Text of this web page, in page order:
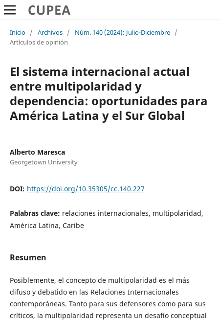
Inicio / Archivos / Núm. 140 (2024): Julio-Diciembre /
Artículos de opinión
El sistema internacional actual
entre multipolaridad y
dependencia: oportunidades para
América Latina y el Sur Global
Alberto Maresca
Georgetown University
DOI: https://doi.org/10.35305/cc.140.227
Palabras clave: relaciones internacionales, multipolaridad,
América Latina, Caribe
Resumen
Posiblemente, el concepto de multipolaridad es el más
difuso y debatido en las Relaciones Internacionales
contemporáneas. Tanto para sus defensores como para sus
críticos, la multipolaridad representa un desafío conceptual